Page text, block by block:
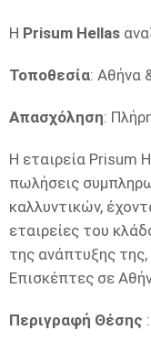
Η Prisum Hellas
Τοποθεσία: Αθήνα
Απασχόληση:
Η εταιρεία Prisum
πωλήσεις
καλλυντικών,
εταιρείες του
της ανάπτυξης της,
Επισκέπτες σε
Περιγραφή Θέσης :